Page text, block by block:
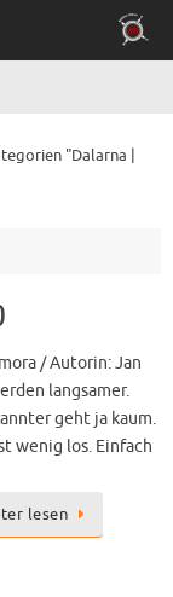
"Dalarna |
/ Autorin: Jan
langsamer.
geht ja kaum.
wenig los. Einfach
lesen